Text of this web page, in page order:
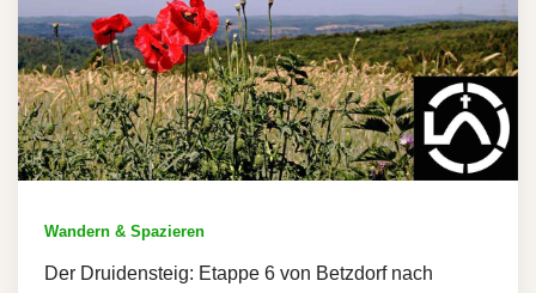
Wandern & Spazieren
Der Druidensteig: Etappe 6 von Betzdorf nach